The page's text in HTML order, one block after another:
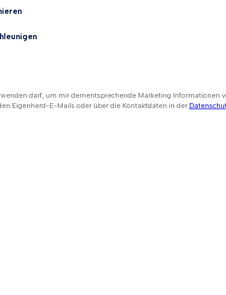
darf, um mir dementsprechende Marketing
Eigenherd-E-Mails oder über die Kontaktdaten in der